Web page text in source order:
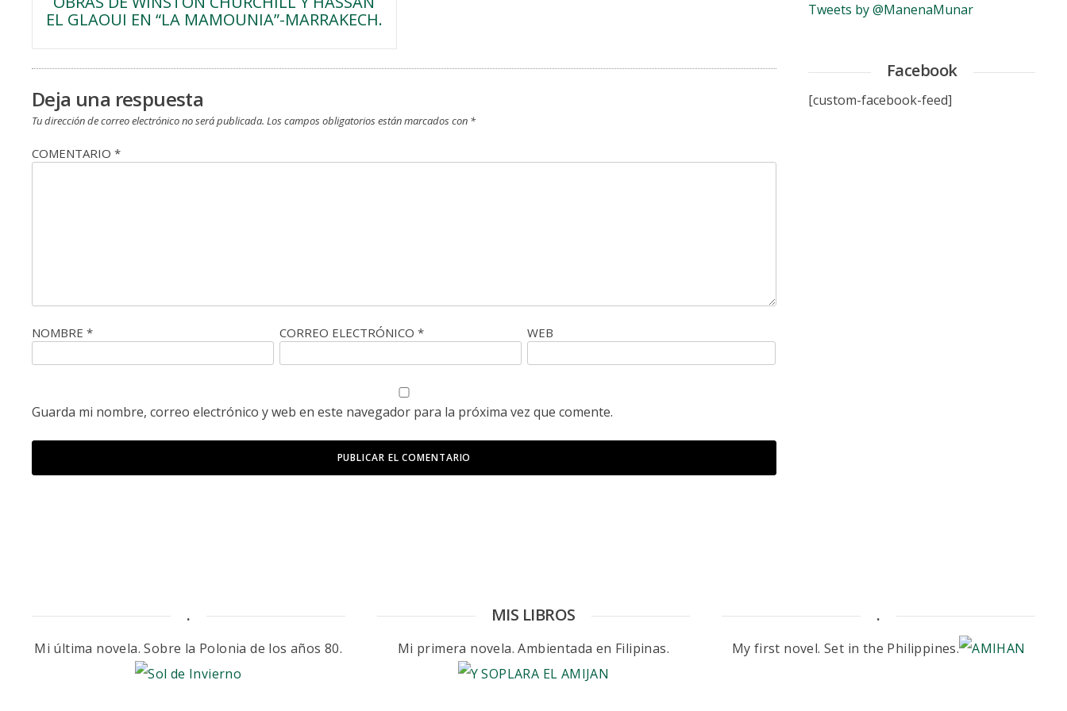
de
entradas
EL GLAOUI EN “LA MAMOUNIA”-MARRAKECH.
Deja una respuesta
Tu dirección de correo electrónico no será publicada. Los campos obligatorios están marcados con *
COMENTARIO *
NOMBRE * CORREO ELECTRÓNICO* WEB
Guarda mi nombre, correo electrónico y web en este navegador para la próxima vez que comente.
Tweets by @ManenaMunar
Facebook
[custom-facebook-feed]
.
Mi última novela. Sobre la Polonia de los años 80.
MIS LIBROS
Mi primera novela. Ambientada en Filipinas.
.
My first novel. Set in the Philippines.